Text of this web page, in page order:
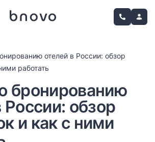
отелей в России: обзор
работать
бронированию
России: обзор
и как с ними